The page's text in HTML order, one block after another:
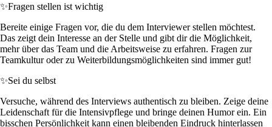
✨Fragen stellen ist wichtig
Bereite einige Fragen vor, die du dem Interviewer stellen möchtest.
Das zeigt dein Interesse an der Stelle und gibt dir die Möglichkeit,
mehr über das Team und die Arbeitsweise zu erfahren. Fragen zur
Teamkultur oder zu Weiterbildungsmöglichkeiten sind immer gut!
✨Sei du selbst
Versuche, während des Interviews authentisch zu bleiben. Zeige deine
Leidenschaft für die Intensivpflege und bringe deinen Humor ein. Ein
bisschen Persönlichkeit kann einen bleibenden Eindruck hinterlassen